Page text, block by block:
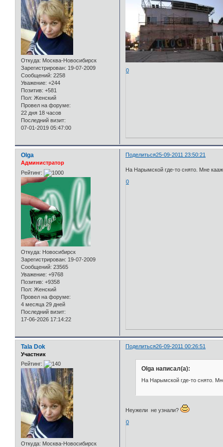
Откуда: Москва-Новосибирск
Зарегистрирован: 19-07-2009
Сообщений: 2258
Уважение: +244
Позитив: +581
Пол: Женский
Провел на форуме:
22 дня 18 часов
Последний визит:
07-01-2019 05:47:00
0
Поделиться25-09-2011 23:50:21
Olga
Администратор
Рейтинг:
Откуда: Новосибирск
Зарегистрирован: 19-07-2009
Сообщений: 23565
Уважение: +9768
Позитив: +9358
Пол: Женский
Провел на форуме:
4 месяца 29 дней
Последний визит:
17-06-2026 17:14:22
На Нарымской где-то снято. Мне
0
Поделиться26-09-2011 00:26:51
Tala Dok
Участник
Рейтинг:
Откуда: Москва-Новосибирск
Olga написал(а):
На Нарымской где-то снято.
Неужели не узнали?
0